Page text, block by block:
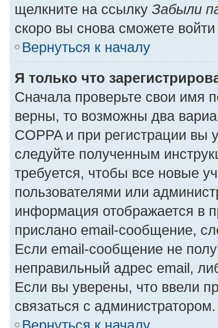
щелкните на ссылку Забыли
скоро вы снова сможете
Вернуться к началу
Я только что
Сначала проверьте свои имя
верны, то возможны два
COPPA и при регистрации вы
следуйте полученным
требуется, чтобы все новые
пользователями или
информация отображается в
прислано email-сообщение,
Если email-сообщение не
неправильный адрес email,
Если вы уверены, что ввели
связаться с администратором.
Вернуться к началу